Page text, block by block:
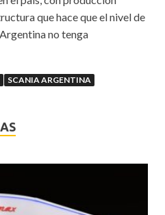
que hace que el nivel de
no tenga
SCANIA ARGENTINA